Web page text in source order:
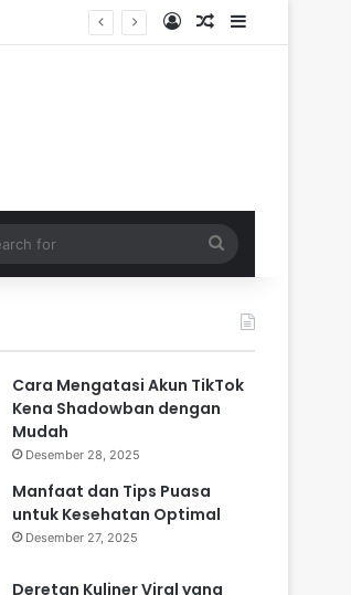
Log InRandom Article
Sidebar
for
Cara Mengatasi Akun TikTok
Kena Shadowban dengan
Mudah
Desember 28, 2025
Manfaat dan Tips Puasa
untuk Kesehatan Optimal
Desember 27, 2025
Deretan Kuliner Viral yang